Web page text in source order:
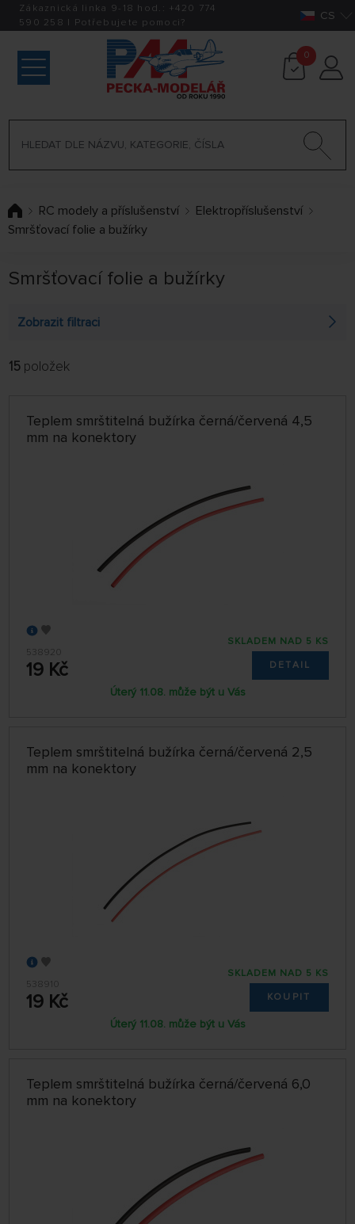
Zákaznická linka 9-18 hod.: +420 774
590 258 | Potřebujete pomoci? CS
0
RC modely a příslušenství
Elektropříslušenství
Smršťovací folie a bužírky
Smršťovací folie a bužírky
Zobrazit filtraci
POBOČKA
NEJPRODÁVANĚJŠÍ
32 NA STRÁNCE
15 položek
Teplem smrštitelná bužírka černá/červená 4,5
mm na konektory
538920
19 Kč
SKLADEM NAD 5 KS
DETAIL
Úterý 11.08. může být u Vás
Teplem smrštitelná bužírka černá/červená 2,5
mm na konektory
538910
19 Kč
SKLADEM NAD 5 KS
KOUPIT
Úterý 11.08. může být u Vás
Teplem smrštitelná bužírka černá/červená 6,0
mm na konektory